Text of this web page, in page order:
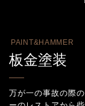
PAINT&HAMMER
板金塗装
万が一の事故の際